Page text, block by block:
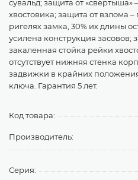
сувальд; защита от
хвостовика; защита от взлома
ригелях замка, 30% их длины
усилена конструкция засовов;
закаленная стойка рейки
отсутствует нижняя стенка
задвижки в крайних
ключа. Гарантия 5 лет.
Код товара:
Производитель:
Серия: